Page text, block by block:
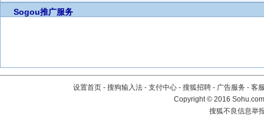
Sogou推广服务
设置首页 - 搜狗输入法 - 支付中心 - 搜狐招聘 - 广告服务 - 客
Copyright©2016
搜狐不良信息举